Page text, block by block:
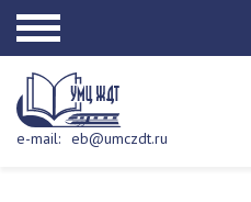
e-mail: eb@umczdt.ru